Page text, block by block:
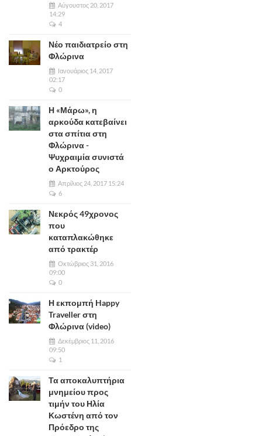
Αύγουστος 20, 2017
14:29
4
Νέο παιδιατρείο στη
Φλώρινα
Ιανουάριος 14, 2017
02:17
0
Η «Μάρω», η
αρκούδα κατεβαίνει
στα σπίτια στη
Φλώρινα -
Ψυχραιμία συνιστά
ο Αρκτούρος
Απρίλιος 24, 2017 15:24
6
Νεκρός 49χρονος
που
καταπλακώθηκε
από τρακτέρ
Οκτώβριος 31, 2016
09:00
0
Η εκπομπή Happy
Traveller στη
Φλώρινα (video)
Δεκέμβριος 11, 2016
09:50
1
Τα αποκαλυπτήρια
μνημείου προς
τιμήν του Ηλία
Κωστένη από τον
Πρόεδρο της